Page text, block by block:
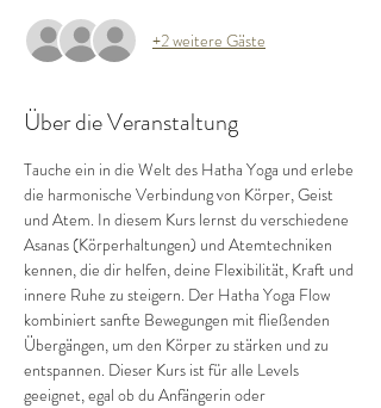
+2 weitere Gäste
Über die Veranstaltung
Tauche ein in die Welt des Hatha Yoga und erlebe
die harmonische Verbindung von Körper, Geist
und Atem. In diesem Kurs lernst du verschiedene
Asanas (Körperhaltungen) und Atemtechniken
kennen, die dir helfen, deine Flexibilität, Kraft und
innere Ruhe zu steigern. Der Hatha Yoga Flow
kombiniert sanfte Bewegungen mit fließenden
Übergängen, um den Körper zu stärken und zu
entspannen. Dieser Kurs ist für alle Levels
geeignet, egal ob du Anfängerin oder